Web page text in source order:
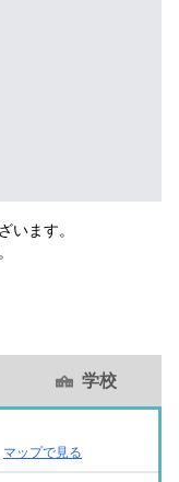
います。
学校
マップで見る